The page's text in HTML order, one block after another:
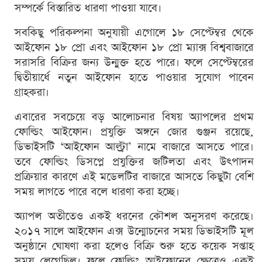
সম্পর্কে বিস্তারিত ধারণা পাওয়া যাবে।
সবকিছু পরিকল্পনা অনুযায়ী এগোলে ১৮ সেপ্টেম্বর থেকে
আইফোন ১৮ প্রো এবং আইফোন ১৮ প্রো ম্যাক্স বিশ্ববাজারে
সরাসরি বিক্রির জন্য উন্মুক্ত হতে পারে। ফলে সেপ্টেম্বরের
দ্বিতীয়ার্ধে নতুন আইফোন হাতে পাওয়ার সুযোগ পাবেন
গ্রাহকরা।
এবারের সবচেয়ে বড় আলোচনার বিষয় অ্যাপলের প্রথম
ফোল্ডিং আইফোন। প্রযুক্তি অঙ্গনে জোর গুঞ্জন রয়েছে,
ডিভাইসটি ‘আইফোন আল্ট্রা’ নামে বাজারে আসতে পারে।
তবে ফোল্ডিং ডিসপ্লে প্রযুক্তির জটিলতা এবং উৎপাদন
প্রক্রিয়ার কারণে এই মডেলটির বাজারে আসতে কিছুটা বেশি
সময় লাগতে পারে বলে ধারণা করা হচ্ছে।
অ্যাপল অতীতেও একই ধরনের কৌশল অনুসরণ করেছে।
২০১৭ সালে আইফোন এক্স উন্মোচনের সময় ডিভাইসটি মূল
অনুষ্ঠানে ঘোষণা করা হলেও বিক্রি শুরু হতে কয়েক সপ্তাহ